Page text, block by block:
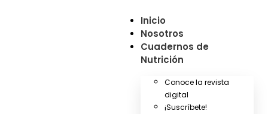
Inicio
Nosotros
Cuadernos de
Nutrición
Conoce la revista
digital
¡Suscríbete!